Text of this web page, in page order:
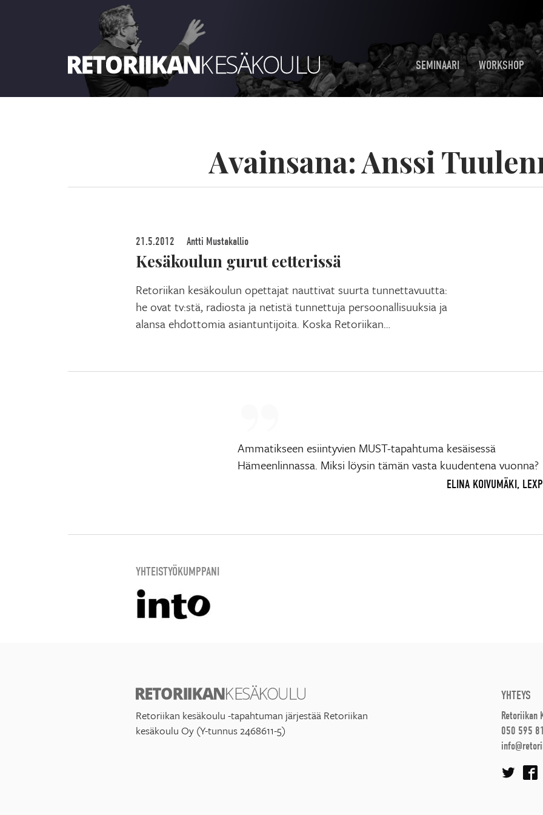
SEMINAARI WORKSHOP
Avainsana:Anssi
21.5.2012 Antti Mustakallio
Kesäkoulun gurut eetterissä
Retoriikan kesäkoulun opettajat nauttivat suurta tunnettavuutta:
he ovat tv:stä, radiosta ja netistä tunnettuja persoonallisuuksia ja
alansa ehdottomia asiantuntijoita. Koska Retoriikan…
Ammatikseen esiintyvien MUST-tapahtuma kesäisessä
Hämeenlinnassa. Miksi löysin tämän vasta kuudentena vuonna?
ELINA KOIVUMÄKI,
YHTEISTYÖKUMPPANI
Retoriikan kesäkoulu -tapahtuman järjestää Retoriikan
kesäkoulu Oy (Y-tunnus 2468611-5)
YHTEYS
Retoriikan
050 595